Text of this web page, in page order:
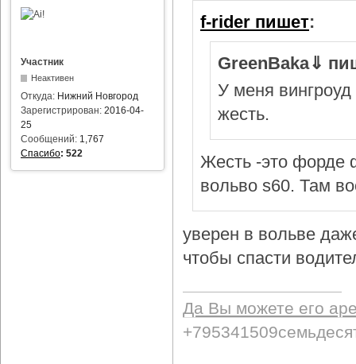
Участник
Неактивен
Откуда: Нижний Новгород
Зарегистрирован: 2016-04-
25
Сообщений: 1,767
Спасибо: 522
f-rider пишет:
GreenBaka⇓
У меня вингроуд
жесть.
Жесть -это форде
вольво s60. Там
уверен в вольве
чтобы спасти
Да Вы можете его